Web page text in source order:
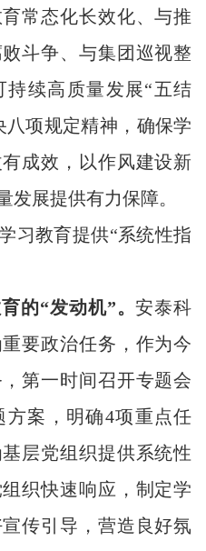
常态化长效化、与推
斗争、与集团巡视整
续高质量发展“五结
项规定精神，确保学
成效，以作风建设新
发展提供有力保障。
习教育提供“系统性指
的“发动机”。安泰科
要政治任务，作为今
第一时间召开专题会
案，明确4项重点任
层党组织提供系统性
织快速响应，制定学
传引导，营造良好氛